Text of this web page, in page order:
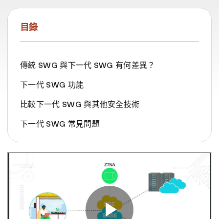
目錄
傳統 SWG 與下一代 SWG 有何差異？
下一代 SWG 功能
比較下一代 SWG 與其他安全技術
下一代 SWG 常見問題